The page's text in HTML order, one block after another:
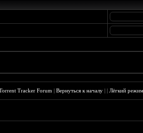
Tracker Forum |Вернуться к началу ||Лёгкий